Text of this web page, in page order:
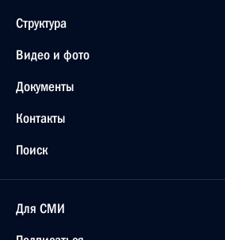
Структура
Видео и фото
Документы
Контакты
Поиск
Для СМИ